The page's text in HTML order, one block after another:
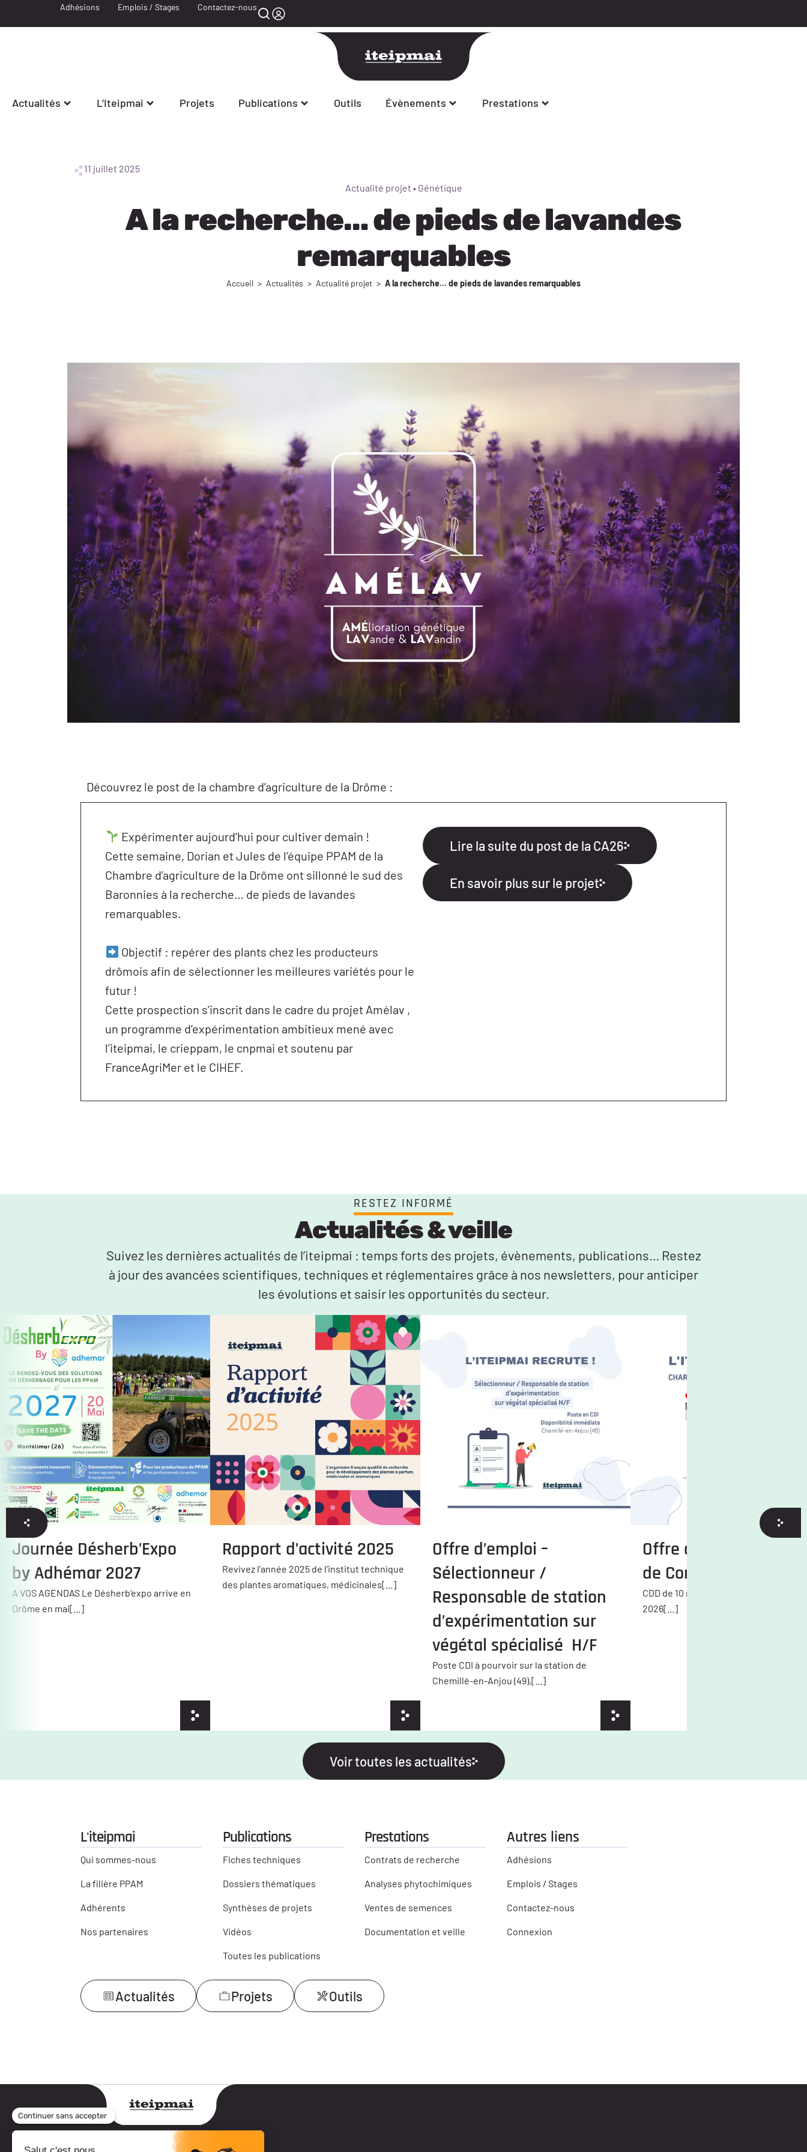
Adhésions Emplois / Stages Contactez-nous
Actualités L’Iteipmai Projets Publications Outils Évènements Prestations
11 juillet 2025
Actualité projet • Génétique
A la recherche… de pieds de lavandes
remarquables
Accueil > Actualités > Actualité projet > A la recherche… de pieds de lavandes remarquables
Découvrez le post de la chambre d’agriculture de la Drôme :
Expérimenter aujourd’hui pour cultiver demain !
Cette semaine, Dorian et Jules de l’équipe PPAM de la
Chambre d’agriculture de la Drôme ont sillonné le sud des
Baronnies à la recherche… de pieds de lavandes
remarquables.
Objectif : repérer des plants chez les producteurs
drômois afin de sélectionner les meilleures variétés pour le
futur !
Cette prospection s’inscrit dans le cadre du projet Amélav ,
un programme d’expérimentation ambitieux mené avec
l’iteipmai, le crieppam, le cnpmai et soutenu par
FranceAgriMer et le CIHEF.
Lire la suite du post de la CA26
En savoir plus sur le projet
RESTEZ INFORMÉ
Actualités & veille
Suivez les dernières actualités de l’iteipmai : temps forts des projets, évènements, publications… Restez
à jour des avancées scientifiques, techniques et réglementaires grâce à nos newsletters, pour anticiper
les évolutions et saisir les opportunités du secteur.
Journée Désherb’Expo
by Adhémar 2027
A VOS AGENDAS Le Désherb'expo arrive en
Drôme en mai[...]
Rapport d’activité 2025
Revivez l’année 2025 de l’institut technique
des plantes aromatiques, médicinales[...]
Offre d’emploi –
Sélectionneur /
Responsable de station
d’expérimentation sur
végétal spécialisé H/F
Poste CDI à pourvoir sur la station de
Chemillé-en-Anjou (49),[...]
Offre d’emploi –
de Communication
CDD de 10 mois, à compter du 1er
2026[...]
Voir toutes les actualités
L'iteipmai
Qui sommes-nous
La filière PPAM
Adhérents
Nos partenaires
Publications
Fiches techniques
Dossiers thématiques
Synthèses de projets
Vidéos
Toutes les publications
Prestations
Contrats de recherche
Analyses phytochimiques
Ventes de semences
Documentation et veille
Autres liens
Adhésions
Emplois / Stages
Contactez-nous
Connexion
Actualités Projets Outils